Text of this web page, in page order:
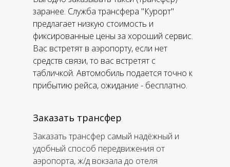
Заказать трансфер самый надёжный и
удобный способ передвижения от
аэропорта, ж/д вокзала до отеля
Заказать трансфер
заранее. Служба трансфера "Курорт"
предлагает низкую стоимость и
фиксированные цены за хороший сервис.
Вас встретят в аэропорту, если нет
средств связи, то вас встретят с
табличкой. Автомобиль подается точно к
прибытию рейса, ожидание - бесплатно.